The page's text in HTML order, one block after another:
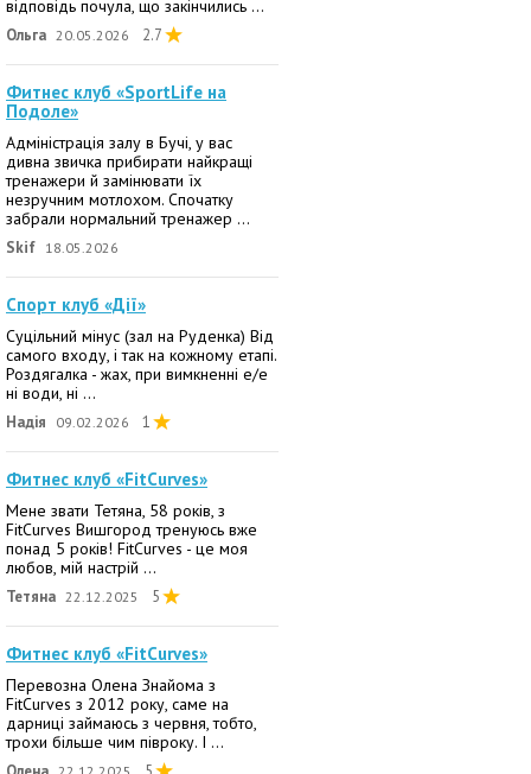
відповідь почула, що закінчились ...
Ольга 20.05.2026 2.7
Фитнес клуб «SportLife на
Подоле»
Адміністрація залу в Бучі, у вас
дивна звичка прибирати найкращі
тренажери й замінювати їх
незручним мотлохом. Спочатку
забрали нормальний тренажер ...
Skif 18.05.2026
Спорт клуб «Дії»
Суцільний мінус (зал на Руденка) Від
самого входу, і так на кожному етапі.
Роздягалка - жах, при вимкненні е/е
ні води, ні ...
Надія 09.02.2026 1
Фитнес клуб «FitCurves»
Мене звати Тетяна, 58 років, з
FitCurves Вишгород тренуюсь вже
понад 5 років! FitCurves - це моя
любов, мій настрій ...
Тетяна 22.12.2025 5
Фитнес клуб «FitCurves»
Перевозна Олена Знайома з
FitCurves з 2012 року, саме на
дарниці займаюсь з червня, тобто,
трохи більше чим півроку. І ...